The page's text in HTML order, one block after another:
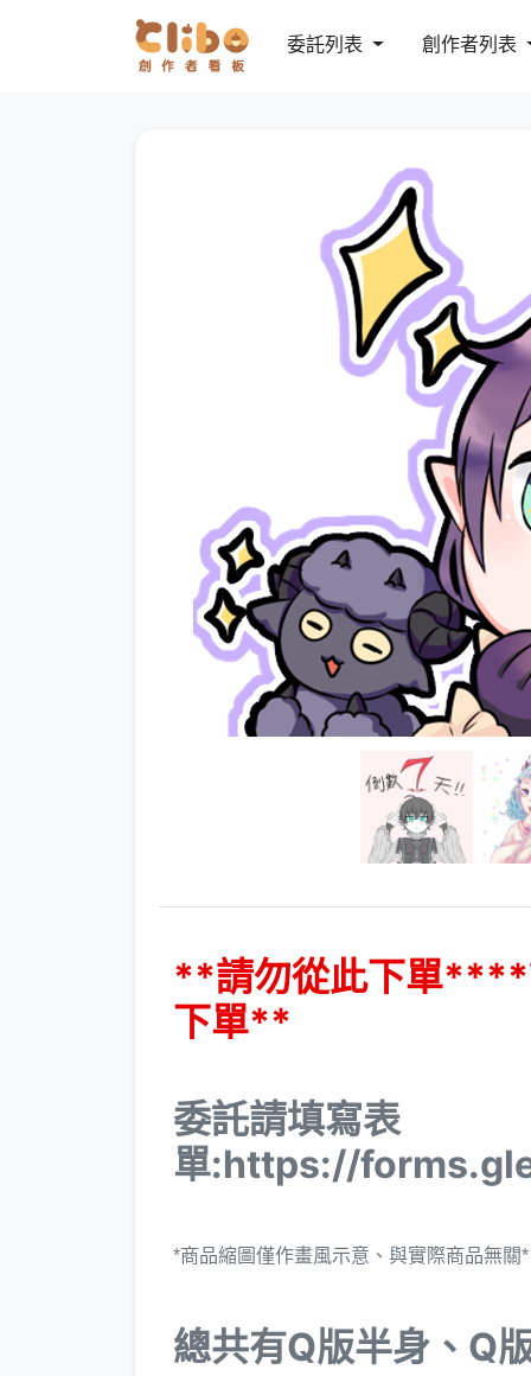
委託列表 創作者列表
**請勿從此下單
下單**
委託請填寫表
單:https://
*商品縮圖僅作畫風示意、與實際商品無關*
總共有Q版半身、Q